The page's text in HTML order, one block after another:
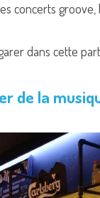
concerts groove,
dans cette
de la